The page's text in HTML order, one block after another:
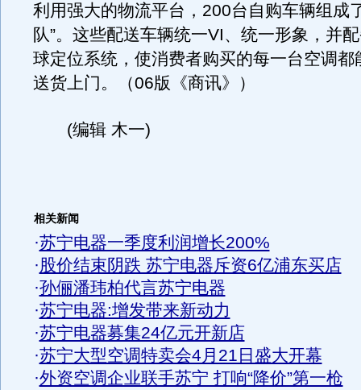
利用强大的物流平台，200台自购车辆组成
队”。这些配送车辆统一VI、统一形象，并
球定位系统，使消费者购买的每一台空调都
送货上门。（06版《商讯》）
(编辑 木一)
相关新闻
·苏宁电器一季度利润增长200%
·股价结束阴跌 苏宁电器斥资6亿浦东买店
·孙俪潘玮柏代言苏宁电器
·苏宁电器:增发带来新动力
·苏宁电器募集24亿元开新店
·苏宁大型空调特卖会4月21日盛大开幕
·外资空调企业联手苏宁 打响“降价”第一枪